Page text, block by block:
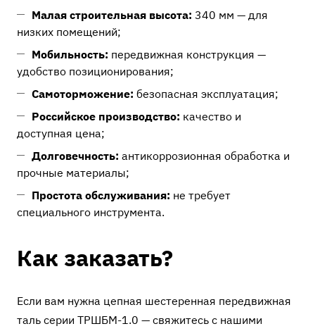
Малая строительная высота: 340 мм — для
низких помещений;
Мобильность: передвижная конструкция —
удобство позиционирования;
Самоторможение: безопасная эксплуатация;
Российское производство: качество и
доступная цена;
Долговечность: антикоррозионная обработка и
прочные материалы;
Простота обслуживания: не требует
специального инструмента.
Как заказать?
Если вам нужна цепная шестеренная передвижная
таль серии ТРШБМ-1.0 — свяжитесь с нашими